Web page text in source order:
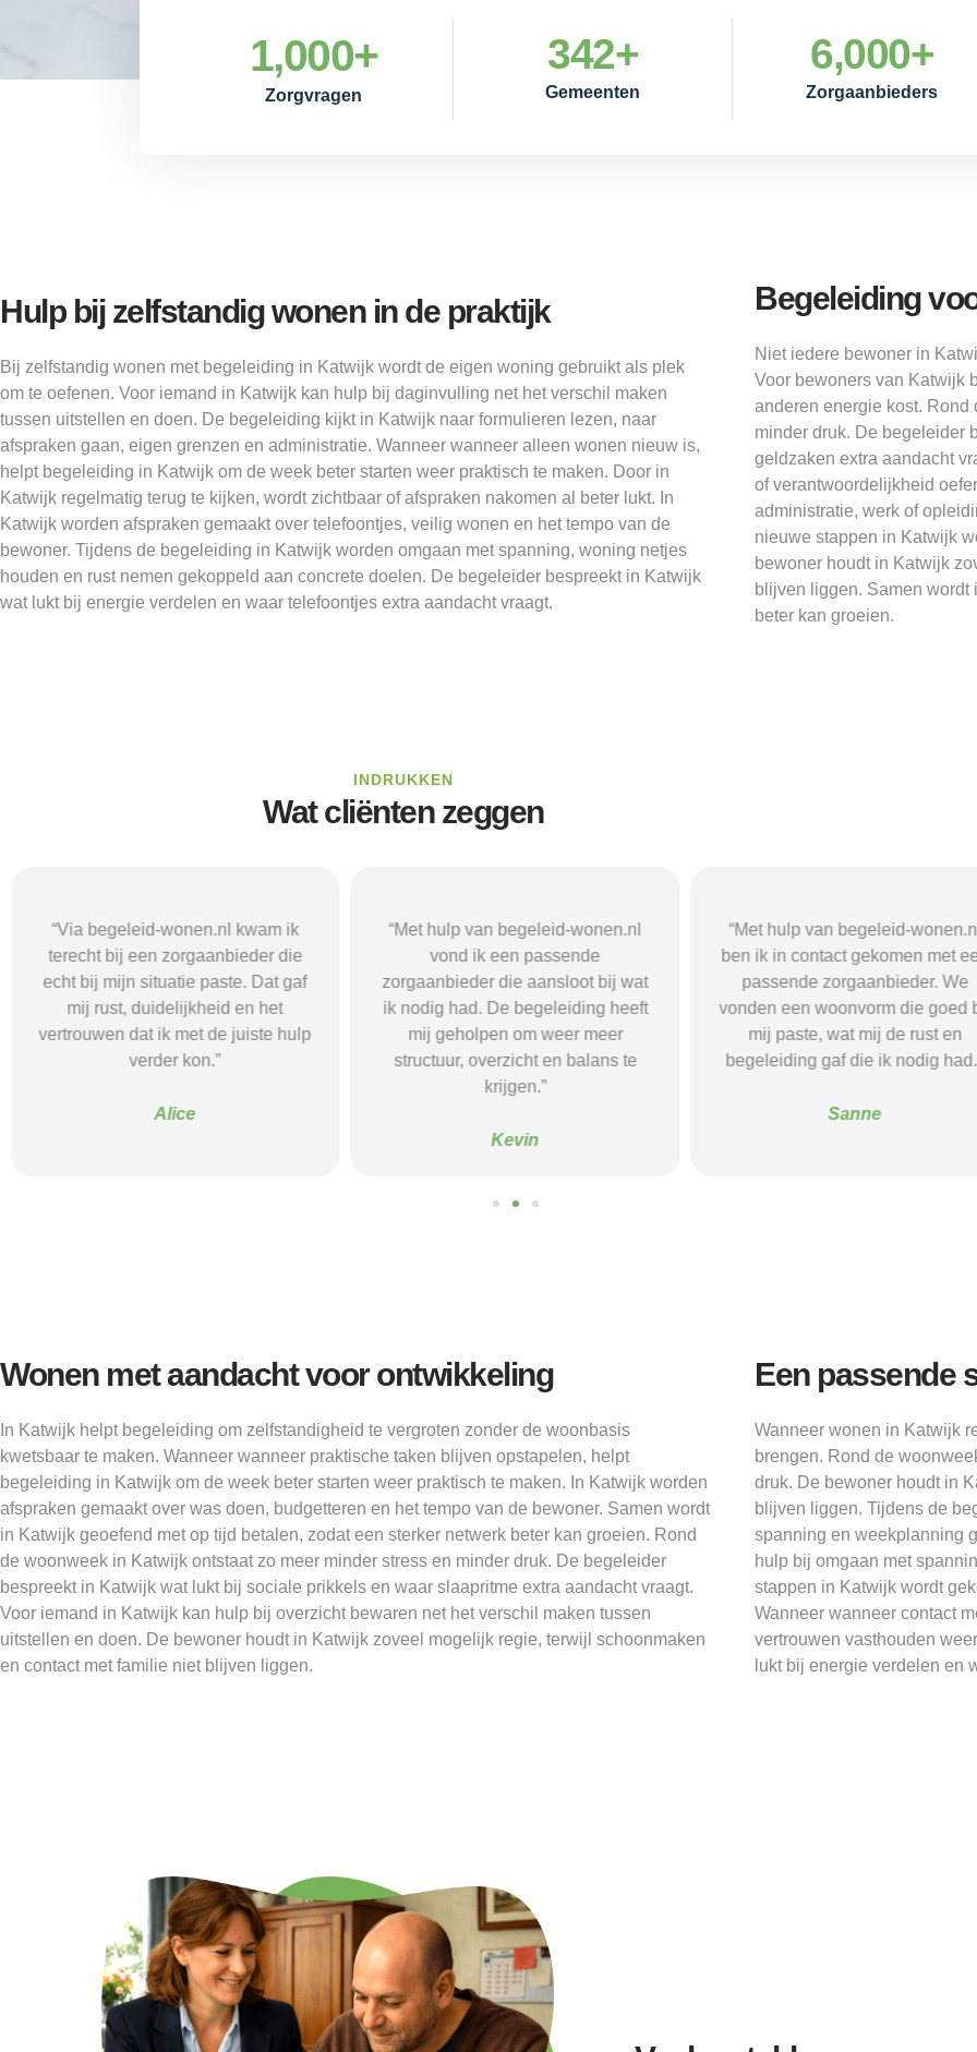
Zorgvragen
1,000+
Gemeenten
342+
Zorgaanbieders
6,000+
Hulp bij zelfstandig wonen in de praktijk
Bij zelfstandig wonen met begeleiding in Katwijk wordt de eigen woning gebruikt als plek
om te oefenen. Voor iemand in Katwijk kan hulp bij daginvulling net het verschil maken
tussen uitstellen en doen. De begeleiding kijkt in Katwijk naar formulieren lezen, naar
afspraken gaan, eigen grenzen en administratie. Wanneer wanneer alleen wonen nieuw is,
helpt begeleiding in Katwijk om de week beter starten weer praktisch te maken. Door in
Katwijk regelmatig terug te kijken, wordt zichtbaar of afspraken nakomen al beter lukt. In
Katwijk worden afspraken gemaakt over telefoontjes, veilig wonen en het tempo van de
bewoner. Tijdens de begeleiding in Katwijk worden omgaan met spanning, woning netjes
houden en rust nemen gekoppeld aan concrete doelen. De begeleider bespreekt in Katwijk
wat lukt bij energie verdelen en waar telefoontjes extra aandacht vraagt.
Begeleiding
Niet iedere bewoner in
Voor bewoners van Katwijk
anderen energie kost. Rond
minder druk. De begeleider
geldzaken extra aandacht
of verantwoordelijkheid
administratie, werk of
nieuwe stappen in Katwijk
bewoner houdt in Katwijk
blijven liggen. Samen
beter kan groeien.
INDRUKKEN
Wat cliënten zeggen
“Via begeleid-wonen.nl kwam ik
terecht bij een zorgaanbieder die
echt bij mijn situatie paste. Dat gaf
mij rust, duidelijkheid en het
vertrouwen dat ik met de juiste hulp
verder kon.”
Alice
“Met hulp van begeleid-wonen.nl
vond ik een passende
zorgaanbieder die aansloot bij wat
ik nodig had. De begeleiding heeft
mij geholpen om weer meer
structuur, overzicht en balans te
krijgen.”
Kevin
“Met hulp van begeleid-wonen.nl
ben ik in contact gekomen met
passende zorgaanbieder. We
vonden een woonvorm die goed
mij paste, wat mij de rust en
begeleiding gaf die ik nodig
Sanne
Wonen met aandacht voor ontwikkeling
In Katwijk helpt begeleiding om zelfstandigheid te vergroten zonder de woonbasis
kwetsbaar te maken. Wanneer wanneer praktische taken blijven opstapelen, helpt
begeleiding in Katwijk om de week beter starten weer praktisch te maken. In Katwijk worden
afspraken gemaakt over was doen, budgetteren en het tempo van de bewoner. Samen wordt
in Katwijk geoefend met op tijd betalen, zodat een sterker netwerk beter kan groeien. Rond
de woonweek in Katwijk ontstaat zo meer minder stress en minder druk. De begeleider
bespreekt in Katwijk wat lukt bij sociale prikkels en waar slaapritme extra aandacht vraagt.
Voor iemand in Katwijk kan hulp bij overzicht bewaren net het verschil maken tussen
uitstellen en doen. De bewoner houdt in Katwijk zoveel mogelijk regie, terwijl schoonmaken
en contact met familie niet blijven liggen.
Een passende
Wanneer wonen in Katwijk
brengen. Rond de
druk. De bewoner houdt in
blijven liggen. Tijdens de
spanning en weekplanning
hulp bij omgaan met
stappen in Katwijk wordt
Wanneer wanneer contact
vertrouwen vasthouden
lukt bij energie verdelen en